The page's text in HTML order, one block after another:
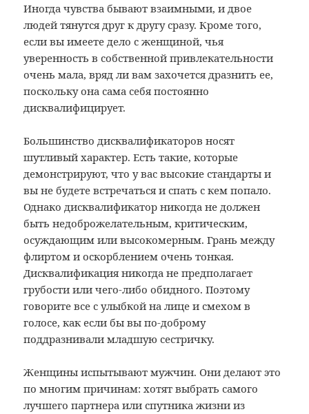
Иногда чувства бывают взаимными, и двое
людей тянутся друг к другу сразу. Кроме того,
если вы имеете дело с женщиной, чья
уверенность в собственной привлекательности
очень мала, вряд ли вам захочется дразнить ее,
поскольку она сама себя постоянно
дисквалифицирует.
Большинство дисквалификаторов носят
шутливый характер. Есть такие, которые
демонстрируют, что у вас высокие стандарты и
вы не будете встречаться и спать с кем попало.
Однако дисквалификатор никогда не должен
быть недоброжелательным, критическим,
осуждающим или высокомерным. Грань между
флиртом и оскорблением очень тонкая.
Дисквалификация никогда не предполагает
грубости или чего-либо обидного. Поэтому
говорите все с улыбкой на лице и смехом в
голосе, как если бы вы по-доброму
поддразнивали младшую сестричку.
Женщины испытывают мужчин. Они делают это
по многим причинам: хотят выбрать самого
лучшего партнера или спутника жизни из